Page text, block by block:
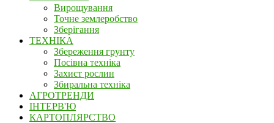
Вирощування
Точне землеробство
Зберігання
ТЕХНІКА
Збереження грунту
Посівна техніка
Захист рослин
Збиральна техніка
АГРОТРЕНДИ
ІНТЕРВ'Ю
КАРТОПЛЯРСТВО